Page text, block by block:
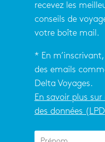
recevez les
conseils de
votre boîte mail.
* En
des emails
Delta Voyages.
En savoir plus
des données